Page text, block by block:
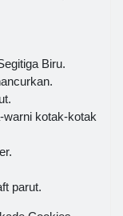
Biru.
warni kotak-kotak
parut.